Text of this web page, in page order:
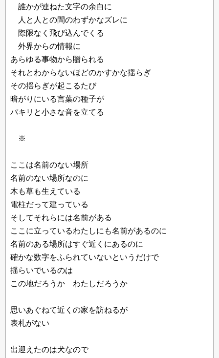
誰かが連ねた文字の余白に
人と人との間のわずかなズレに
際限なく飛び込んでくる
外界からの情報に
あらゆる事物から贈られる
それとわからないほどのかすかな揺らぎ
その揺らぎが起こるたび
暗がりにいる言葉の種子が
パキリと小さな音を立てる
※
ここは名前のない場所
名前のない場所なのに
木も草も生えている
電柱だって建っている
そしてそれらには名前がある
ここに立っているわたしにも名前があるのに
名前のある場所はすぐ近くにあるのに
確かな数字をふられていないというだけで
揺らいでいるのは
この地だろうか わたしだろうか
思いあぐねて近くの家を訪ねるが
表札がない
出迎えたのは犬なので